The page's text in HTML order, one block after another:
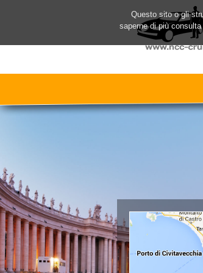
Questo sito o gli
saperne di più